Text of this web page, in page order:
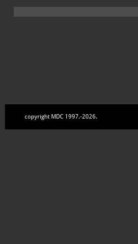
copyright MDC 1997.-2026.